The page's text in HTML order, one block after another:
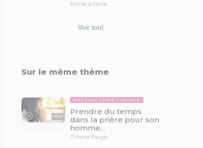
Famille je t'aime
Voir tout
Sur le même thème
03:01
MESSAGE TEXTE COUPLE
Prendre du temps
dans la prière pour son
homme...
Christine Piauger